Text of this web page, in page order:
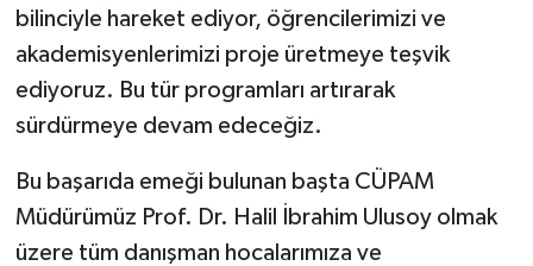
bilinciyle hareket ediyor, öğrencilerimizi ve
akademisyenlerimizi proje üretmeye teşvik
ediyoruz. Bu tür programları artırarak
sürdürmeye devam edeceğiz.
Bu başarıda emeği bulunan başta CÜPAM
Müdürümüz Prof. Dr. Halil İbrahim Ulusoy olmak
üzere tüm danışman hocalarımıza ve